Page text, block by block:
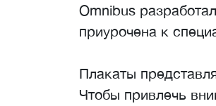
Omnibus
приурочена к
Плакаты
Чтобы привлечь